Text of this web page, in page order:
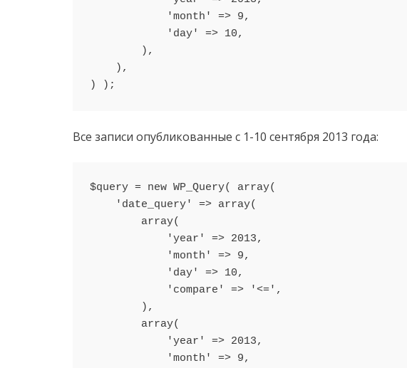
            'month' => 9,
            'day' => 10,
        ),
    ),
Все записи опубликованные с 1-10 сентября 2013 года:
$query = new WP_Query( array(
    'date_query' => array(
        array(
            'year' => 2013,
            'month' => 9,
            'day' => 10,
            'compare' => '<=',
        ),
        array(
            'year' => 2013,
            'month' => 9,